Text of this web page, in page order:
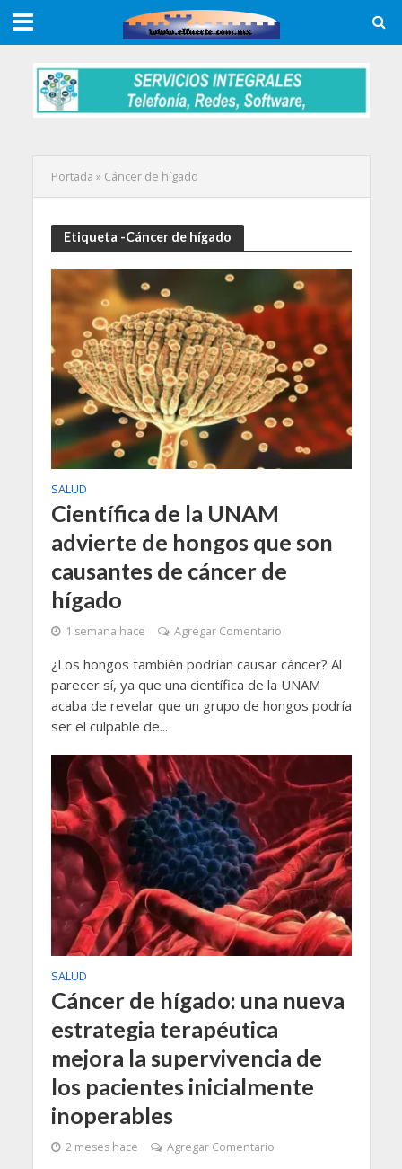
Portada » Cáncer de hígado
Etiqueta -Cáncer de hígado
SALUD
Científica de la UNAM
advierte de hongos que son
causantes de cáncer de
hígado
1 semana hace Agregar Comentario
¿Los hongos también podrían causar cáncer? Al
parecer sí, ya que una científica de la UNAM
acaba de revelar que un grupo de hongos podría
ser el culpable de...
SALUD
Cáncer de hígado: una nueva
estrategia terapéutica
mejora la supervivencia de
los pacientes inicialmente
inoperables
2 meses hace Agregar Comentario